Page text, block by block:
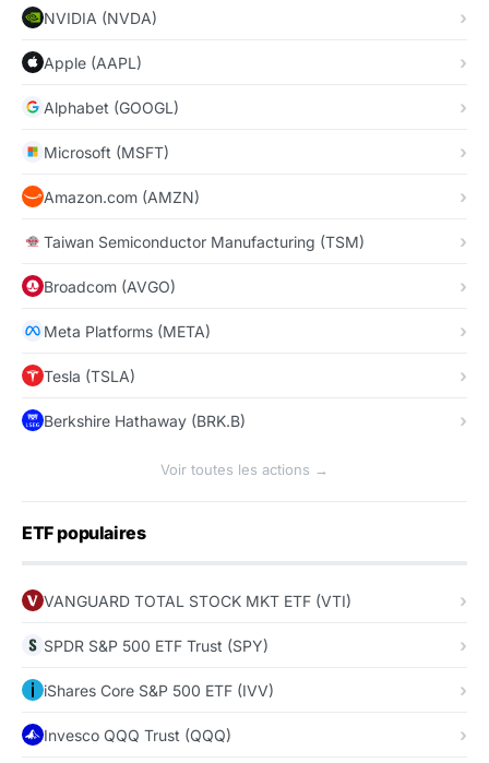
NVIDIA (NVDA)
Apple (AAPL)
Alphabet (GOOGL)
Microsoft (MSFT)
Amazon.com (AMZN)
Taiwan Semiconductor Manufacturing (TSM)
Broadcom (AVGO)
Meta Platforms (META)
Tesla (TSLA)
Berkshire Hathaway (BRK.B)
Voir toutes les actions →
ETF populaires
VANGUARD TOTAL STOCK MKT ETF (VTI)
SPDR S&P 500 ETF Trust (SPY)
iShares Core S&P 500 ETF (IVV)
Invesco QQQ Trust (QQQ)